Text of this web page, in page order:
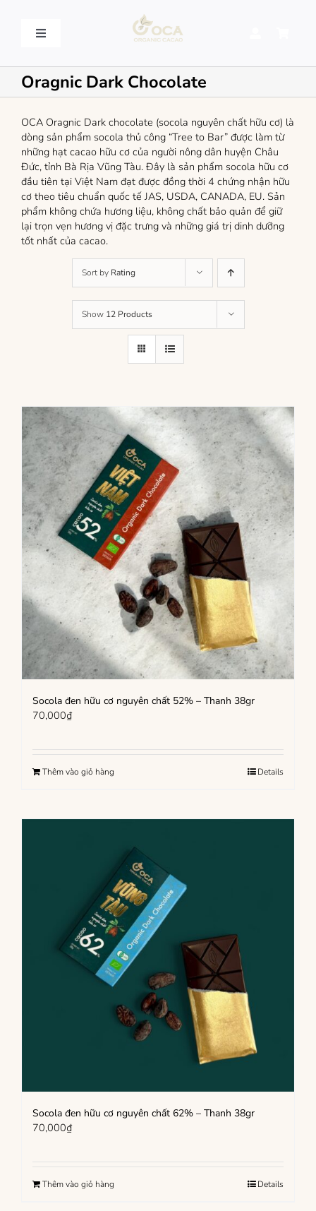
Toggle
VỀ OCA – OCA STORY
QUY TRÌNH SẢN XUẤT – PROCESSING
SẢN PHẨM – PRODUCT
LIÊN HỆ – CONTACT US
Oragnic Dark Chocolate
OCA Oragnic Dark chocolate (socola nguyên chất hữu cơ) là
dòng sản phẩm socola thủ công “Tree to Bar” được làm từ
những hạt cacao hữu cơ của người nông dân huyện Châu
Đức, tỉnh Bà Rịa Vũng Tàu. Đây là sản phẩm socola hữu cơ
đầu tiên tại Việt Nam đạt được đồng thời 4 chứng nhận hữu
cơ theo tiêu chuẩn quốc tế JAS, USDA, CANADA, EU. Sản
phẩm không chứa hương liệu, không chất bảo quản để giữ
lại trọn vẹn hương vị đặc trưng và những giá trị dinh dưỡng
tốt nhất của cacao.
Sort by Rating
Show 12 Products
Socola đen hữu cơ nguyên chất 52% – Thanh 38gr
70,000₫
Thêm vào giỏ hàng Details
Socola đen hữu cơ nguyên chất 62% – Thanh 38gr
70,000₫
Thêm vào giỏ hàng Details